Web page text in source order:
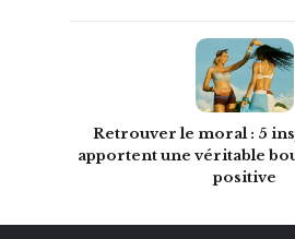
Retrouver le moral : 5
apportent une véritable
positive